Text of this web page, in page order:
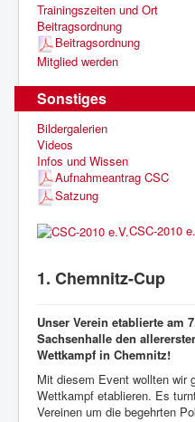
Trainingszeiten und Ort
Beitragsordnung
Beitragsordnung
Mitglied werden
Sonstiges
Bildergalerien
Videos
Infos und Wissen
Aufnahmeantrag CSC
Satzung
CSC-2010
1. Chemnitz-Cup
Unser Verein etablierte am
Sachsenhalle den
Wettkampf in Chemnitz!
Mit diesem Event wollten wir
Wettkampf etablieren. Es
Vereinen um die begehrten